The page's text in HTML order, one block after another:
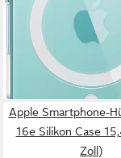
Apple Smartphone-
16e Silikon Case
Zoll)